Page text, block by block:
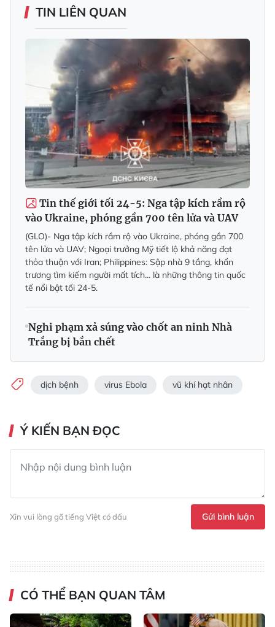
TIN LIÊN QUAN
Tin thế giới tối 24-5: Nga tập kích rầm rộ
vào Ukraine, phóng gần 700 tên lửa và UAV
(GLO)- Nga tập kích rầm rộ vào Ukraine, phóng gần 700
tên lửa và UAV; Ngoại trưởng Mỹ tiết lộ khả năng đạt
thỏa thuận với Iran; Philippines: Sập nhà 9 tầng, khẩn
trương tìm kiếm người mất tích... là những thông tin quốc
tế nổi bật tối 24-5.
Nghi phạm xả súng vào chốt an ninh Nhà
Trắng bị bắn chết
dịch bệnh virus Ebola vũ khí hạt nhân
Ý KIẾN BẠN ĐỌC
Xin vui lòng gõ tiếng Việt có dấu Gửi bình luận
CÓ THỂ BẠN QUAN TÂM